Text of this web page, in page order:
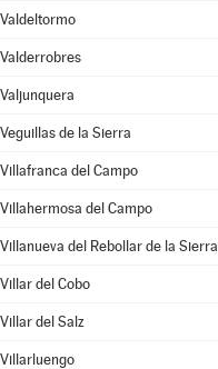
Valdeltormo
Valderrobres
Valjunquera
Veguillas de la Sierra
Villafranca del Campo
Villahermosa del Campo
Villanueva del Rebollar de la Sierra
Villar del Cobo
Villar del Salz
Villarluengo